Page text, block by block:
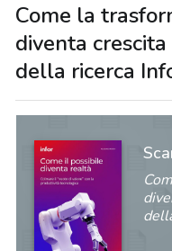
Come la
diventa
della ricerca